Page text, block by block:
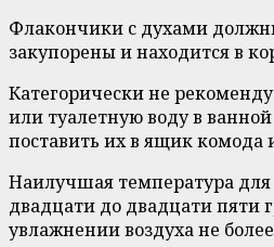
Флакончики с духами
закупорены и находится в
Категорически не
или туалетную воду в
поставить их в ящик комода
Наилучшая температура для
двадцати до двадцати пяти
увлажнении воздуха не